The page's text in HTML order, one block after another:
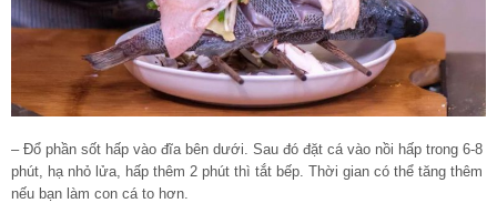
– Đổ phần sốt hấp vào đĩa bên dưới. Sau đó đặt cá vào nồi hấp trong 6-8
phút, hạ nhỏ lửa, hấp thêm 2 phút thì tắt bếp. Thời gian có thể tăng thêm
nếu bạn làm con cá to hơn.